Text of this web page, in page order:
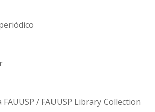
/ FAUUSP Library Collection